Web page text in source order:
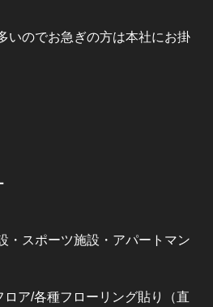
いのでお急ぎの方は本社にお掛
・スポーツ施設・アパートマン
ア/各種フローリング貼り（直